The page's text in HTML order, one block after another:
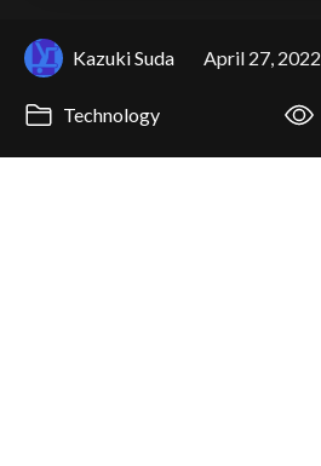
Kazuki Suda April 27, 2022
Technology